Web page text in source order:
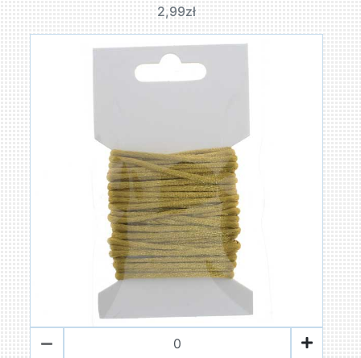
2,99zł